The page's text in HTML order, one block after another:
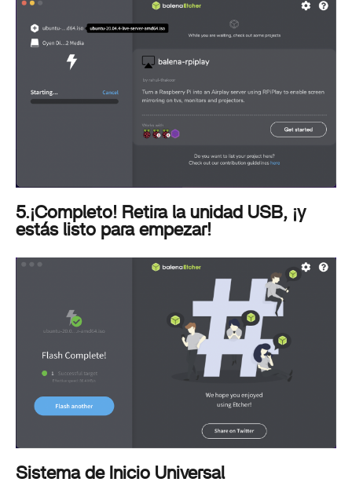
5.¡Completo! Retira la unidad USB, ¡y
estás listo para empezar!
Sistema de Inicio Universal